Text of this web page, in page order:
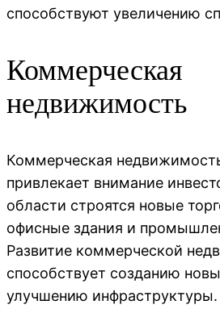
способствуют увеличению
Коммерческая
недвижимость
Коммерческая
привлекает внимание
области строятся новые
офисные здания и
Развитие коммерческой
способствует созданию
улучшению инфраструктуры.